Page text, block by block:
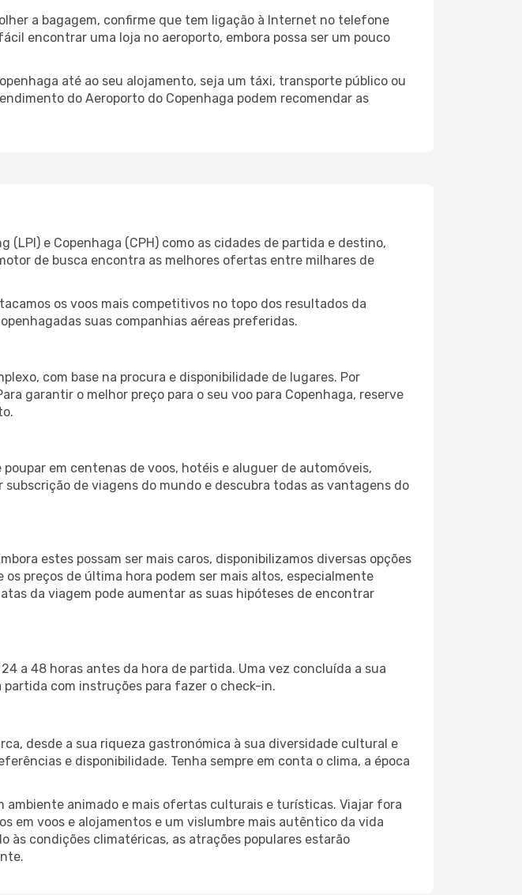
a bagagem, confirme que tem ligação à Internet no telefone
encontrar uma loja no aeroporto, embora possa ser um pouco
até ao seu alojamento, seja um táxi, transporte público ou
do Aeroporto do Copenhaga podem recomendar as
e Copenhaga (CPH) como as cidades de partida e destino,
de busca encontra as melhores ofertas entre milhares de
os voos mais competitivos no topo dos resultados da
suas companhias aéreas preferidas.
com base na procura e disponibilidade de lugares. Por
garantir o melhor preço para o seu voo para Copenhaga, reserve
em centenas de voos, hotéis e aluguer de automóveis,
de viagens do mundo e descubra todas as vantagens do
estes possam ser mais caros, disponibilizamos diversas opções
preços de última hora podem ser mais altos, especialmente
da viagem pode aumentar as suas hipóteses de encontrar
a 48 horas antes da hora de partida. Uma vez concluída a sua
partida com instruções para fazer o check-in.
desde a sua riqueza gastronómica à sua diversidade cultural e
e disponibilidade. Tenha sempre em conta o clima, a época
ambiente animado e mais ofertas culturais e turísticas. Viajar fora
em voos e alojamentos e um vislumbre mais autêntico da vida
às condições climatéricas, as atrações populares estarão